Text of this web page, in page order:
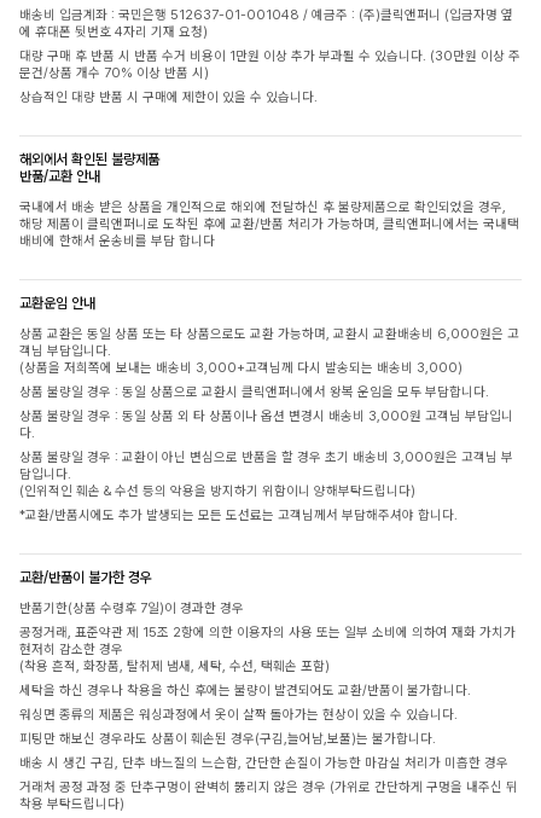
배송비 입금계좌 : 국민은행 512637-01-001048 / 예금주 : (주)클릭앤퍼니 (입금자명 옆
에 휴대폰 뒷번호 4자리 기재 요청)
대량 구매 후 반품 시 반품 수거 비용이 1만원 이상 추가 부과될 수 있습니다. (30만원 이상 주
문건/상품 개수 70% 이상 반품 시)
상습적인 대량 반품 시 구매에 제한이 있을 수 있습니다.
해외에서 확인된 불량제품
반품/교환 안내
국내에서 배송 받은 상품을 개인적으로 해외에 전달하신 후 불량제품으로 확인되었을 경우,
해당 제품이 클릭앤퍼니로 도착된 후에 교환/반품 처리가 가능하며, 클릭앤퍼니에서는 국내택
배비에 한해서 운송비를 부담 합니다
교환운임 안내
상품 교환은 동일 상품 또는 타 상품으로도 교환 가능하며, 교환시 교환배송비 6,000원은 고
객님 부담입니다.
(상품을 저희쪽에 보내는 배송비 3,000+고객님께 다시 발송되는 배송비 3,000)
상품 불량일 경우 : 동일 상품으로 교환시 클릭앤퍼니에서 왕복 운임을 모두 부담합니다.
상품 불량일 경우 : 동일 상품 외 타 상품이나 옵션 변경시 배송비 3,000원 고객님 부담입니
다.
상품 불량일 경우 : 교환이 아닌 변심으로 반품을 할 경우 초기 배송비 3,000원은 고객님 부
담입니다.
(인위적인 훼손 & 수선 등의 악용을 방지하기 위함이니 양해부탁드립니다)
*교환/반품시에도 추가 발생되는 모든 도선료는 고객님께서 부담해주셔야 합니다.
교환/반품이 불가한 경우
반품기한(상품 수령후 7일)이 경과한 경우
공정거래, 표준약관 제 15조 2항에 의한 이용자의 사용 또는 일부 소비에 의하여 재화 가치가
현저히 감소한 경우
(착용 흔적, 화장품, 탈취제 냄새, 세탁, 수선, 택훼손 포함)
세탁을 하신 경우나 착용을 하신 후에는 불량이 발견되어도 교환/반품이 불가합니다.
워싱면 종류의 제품은 워싱과정에서 옷이 살짝 돌아가는 현상이 있을 수 있습니다.
피팅만 해보신 경우라도 상품이 훼손된 경우(구김,늘어남,보풀)는 불가합니다.
배송 시 생긴 구김, 단추 바느질의 느슨함, 간단한 손질이 가능한 마감실 처리가 미흡한 경우
거래처 공정 과정 중 단추구멍이 완벽히 뚫리지 않은 경우 (가위로 간단하게 구멍을 내주신 뒤
착용 부탁드립니다)